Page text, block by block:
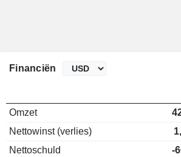
Financiën
Omzet
Nettowinst (verlies)
Nettoschuld
-